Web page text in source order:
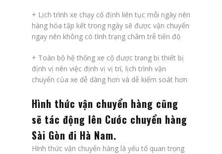
+ Lịch trình xe chạy cố định liên tục mỗi ngày nên
hàng hóa tập kết trong ngày sẽ được vận chuyển
ngay nên không có tình trạng châm trễ tiến độ
+ Toàn bộ hệ thống xe cộ được trang bị thiết bị
định vị nên việc định vị vị trí, lịch trình vận
chuyển của xe dễ dàng hơn và dễ kiểm soát hơn
Hình thức vận chuyển hàng cũng
sẽ tác động lên Cước chuyển hàng
Sài Gòn đi Hà Nam.
Hình thức vận chuyển hàng là yếu tố quan trọng